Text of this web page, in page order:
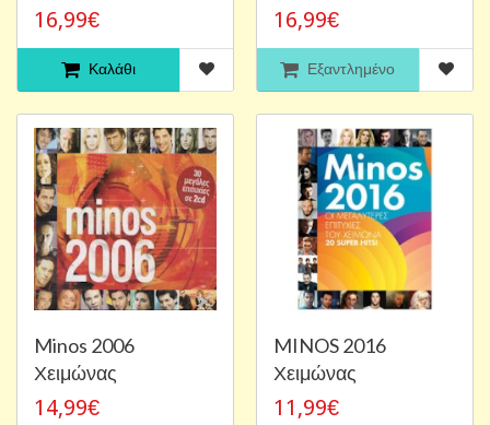
16,99€
Καλάθι
16,99€
Εξαντλημένο
Minos 2006
Χειμώνας
14,99€
MINOS 2016
Χειμώνας
11,99€